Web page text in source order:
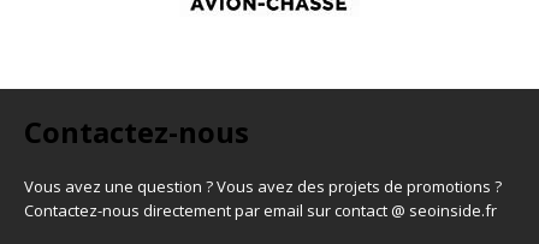
Contactez-nous
Vous avez une question ? Vous avez des projets de promotions ?
Contactez-nous directement par email sur contact @ seoinside.fr